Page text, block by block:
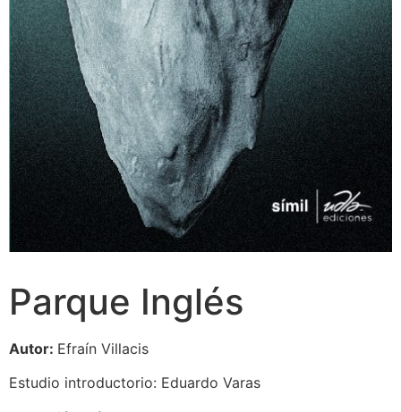
Parque Inglés
Autor: Efraín Villacis
Estudio introductorio: Eduardo Varas